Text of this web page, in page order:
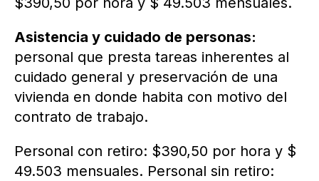
Asistencia y cuidado de personas:
personal que presta tareas inherentes al
cuidado general y preservación de una
vivienda en donde habita con motivo del
contrato de trabajo.
Personal con retiro: $390,50 por hora y $
49.503 mensuales. Personal sin retiro: